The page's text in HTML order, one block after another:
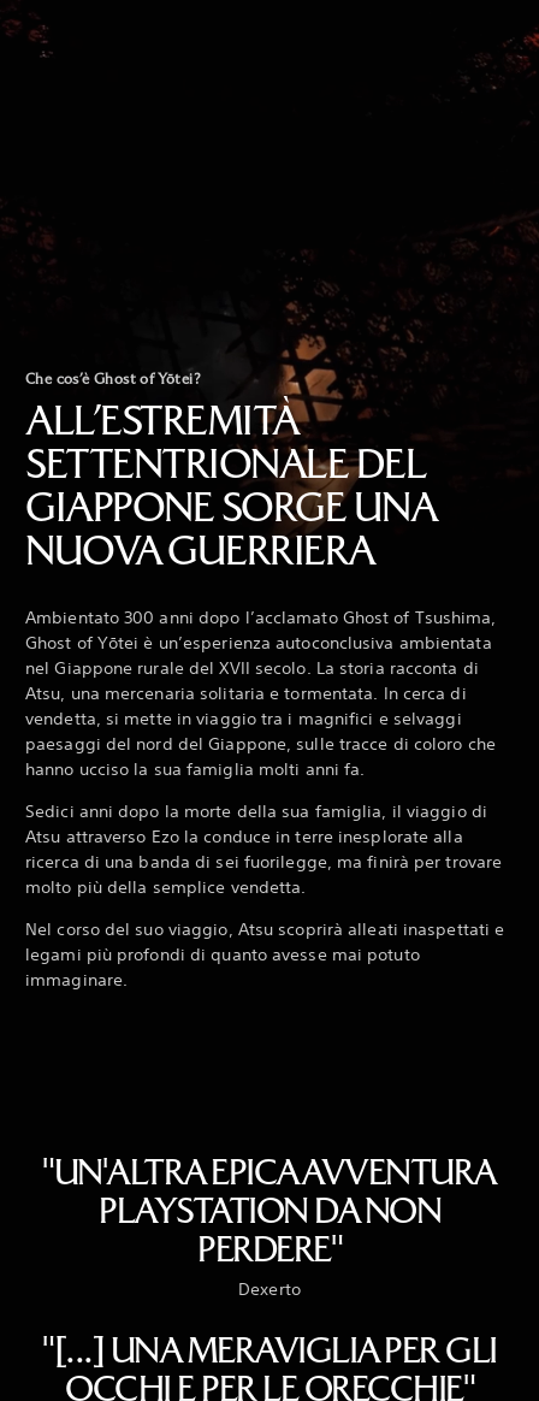
Che cos’è Ghost of Yōtei?
ALL’ESTREMITÀ
SETTENTRIONALE DEL
GIAPPONE SORGE UNA
NUOVA GUERRIERA
Ambientato 300 anni dopo l’acclamato Ghost of Tsushima,
Ghost of Yōtei è un’esperienza autoconclusiva ambientata
nel Giappone rurale del XVII secolo. La storia racconta di
Atsu, una mercenaria solitaria e tormentata. In cerca di
vendetta, si mette in viaggio tra i magnifici e selvaggi
paesaggi del nord del Giappone, sulle tracce di coloro che
hanno ucciso la sua famiglia molti anni fa.
Sedici anni dopo la morte della sua famiglia, il viaggio di
Atsu attraverso Ezo la conduce in terre inesplorate alla
ricerca di una banda di sei fuorilegge, ma finirà per trovare
molto più della semplice vendetta.
Nel corso del suo viaggio, Atsu scoprirà alleati inaspettati e
legami più profondi di quanto avesse mai potuto
immaginare.
"UN'ALTRA EPICA AVVENTURA
PLAYSTATION DA NON
PERDERE"
Dexerto
"[...] UNA MERAVIGLIA PER GLI
OCCHI E PER LE ORECCHIE"